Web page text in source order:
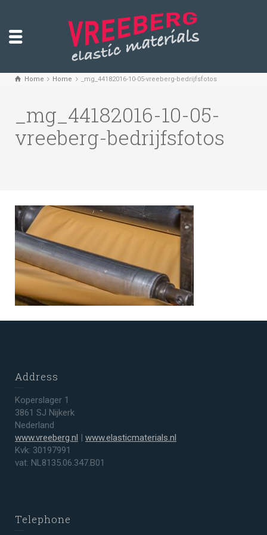
Home Home _mg_44182016-10-05-vreeberg-bedrijfsfotos
_mg_44182016-10-05-
vreeberg-bedrijfsfotos
Address
Koperslager 1
3861 SJ Nijkerk
Nederland
www.vreeberg.nl | www.elasticmaterials.nl
Kvk: 30197991
vat: NL8135.06.347.B01
Telephone